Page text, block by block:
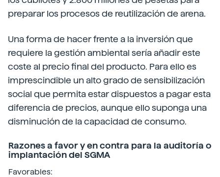
preparar los procesos de reutilización de arena.
Una forma de hacer frente a la inversión que
requiere la gestión ambiental sería añadir este
coste al precio final del producto. Para ello es
imprescindible un alto grado de sensibilización
social que permita estar dispuestos a pagar esta
diferencia de precios, aunque ello suponga una
disminución de la capacidad de consumo.
Razones a favor y en contra para la auditoría o
implantación del SGMA
Favorables: